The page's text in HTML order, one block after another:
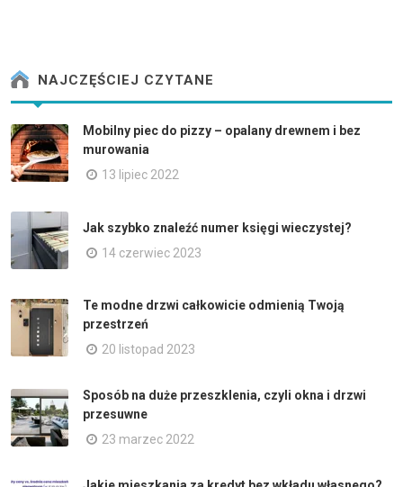
NAJCZĘŚCIEJ CZYTANE
Mobilny piec do pizzy – opalany drewnem i bez
murowania
13 lipiec 2022
Jak szybko znaleźć numer księgi wieczystej?
14 czerwiec 2023
Te modne drzwi całkowicie odmienią Twoją
przestrzeń
20 listopad 2023
Sposób na duże przeszklenia, czyli okna i drzwi
przesuwne
23 marzec 2022